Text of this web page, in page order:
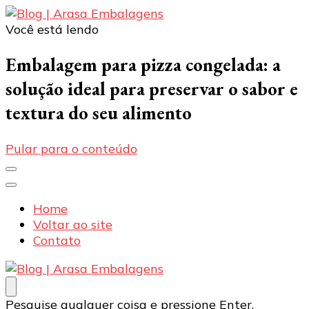
doces e salgados. Tudo para seu comércio com a
qualidade Arasa. Leia nossos conteúdos!
Você está lendo
Embalagem para pizza congelada: a
solução ideal para preservar o sabor e
textura do seu alimento
Pular para o conteúdo
Home
Voltar ao site
Contato
Blog | Arasa Embalagens
Confira conteúdos sobre embalagens para pizzas,
Procurando
Pesquise qualquer coisa e pressione Enter.